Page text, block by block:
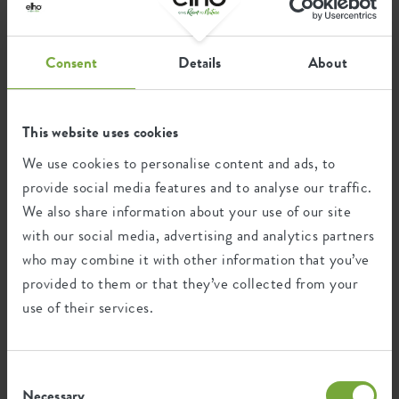
Consent Details About
This website uses cookies
We use cookies to personalise content and ads, to
provide social media features and to analyse our traffic.
We also share information about your use of our site
with our social media, advertising and analytics partners
who may combine it with other information that you’ve
provided to them or that they’ve collected from your
use of their services.
powerful visual statement for any outdoor space. The built-in
water reservoir offers convenience in plant care without
compromising on design.
Recycling
This product is comprised of 100% post-
consumer waste and 0% post-industrial
waste.
Certifications Guarantee